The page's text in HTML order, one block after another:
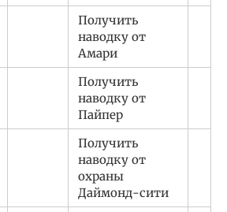
Получить
наводку от
Амари
Получить
наводку от
Пайпер
Получить
наводку от
охраны
Даймонд-сити